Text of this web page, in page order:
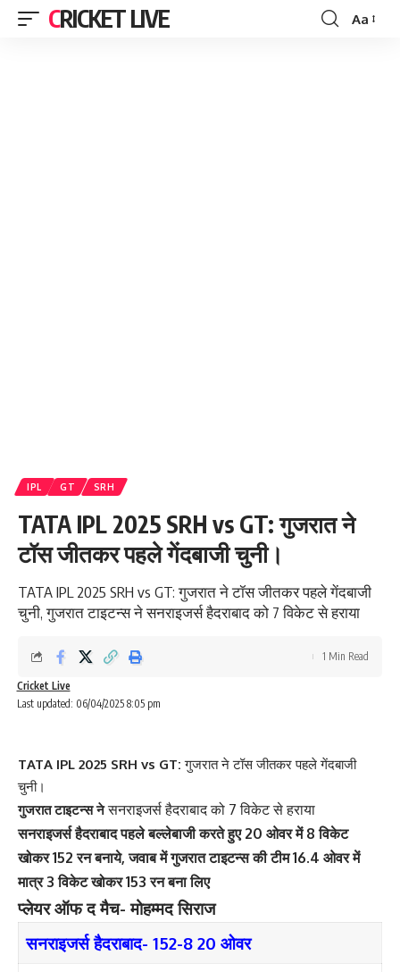
CRICKET LIVE
Font
Aa
IPL GT SRH
TATA IPL 2025 SRH vs GT: गुजरात ने
टॉस जीतकर पहले गेंदबाजी चुनी।
TATA IPL 2025 SRH vs GT: गुजरात ने टॉस जीतकर पहले गेंदबाजी
चुनी, गुजरात टाइटन्स ने सनराइजर्स हैदराबाद को 7 विकेट से हराया
Last updated: 06/04/2025 8:05 pm
Cricket Live
1 Min Read
TATA IPL 2025 SRH vs GT: गुजरात ने टॉस जीतकर पहले गेंदबाजी
चुनी।
गुजरात टाइटन्स नेसनराइजर्स हैदराबाद को 7 विकेट से हराया
सनराइजर्स हैदराबाद पहले बल्लेबाजी करते हुए 20 ओवर में 8 विकेट
खोकर 152 रन बनाये, जवाब में गुजरात टाइटन्स की टीम 16.4 ओवर में
मात्र 3 विकेट खोकर 153 रन बना लिए
प्लेयर ऑफ द मैच- मोहम्मद सिराज
सनराइजर्स हैदराबाद- 152-8 20 ओवर